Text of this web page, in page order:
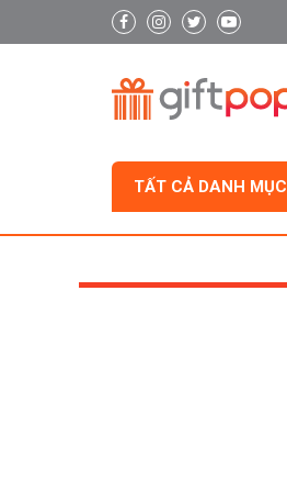
TẤT CẢ DANH MỤC